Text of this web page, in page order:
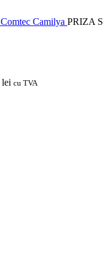
Comtec Camilya PRIZA
lei cu TVA